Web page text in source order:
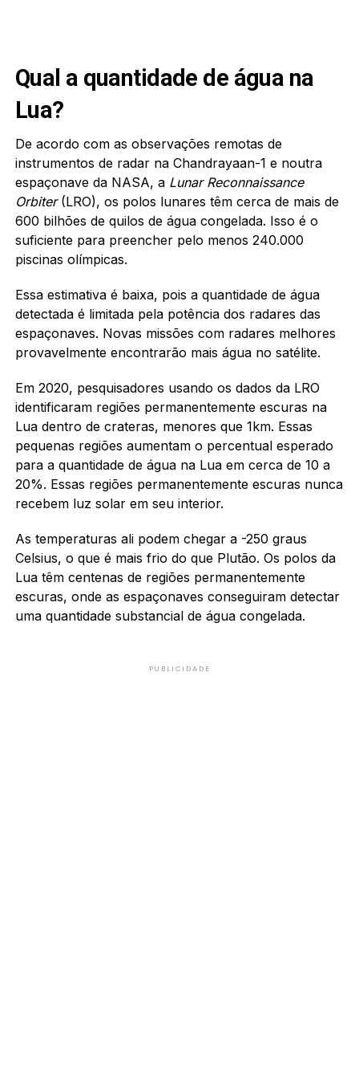
Qual a quantidade de água na
Lua?
De acordo com as observações remotas de
instrumentos de radar na Chandrayaan-1 e noutra
espaçonave da NASA, a Lunar Reconnaissance
Orbiter (LRO), os polos lunares têm cerca de mais de
600 bilhões de quilos de água congelada. Isso é o
suficiente para preencher pelo menos 240.000
piscinas olímpicas.
Essa estimativa é baixa, pois a quantidade de água
detectada é limitada pela potência dos radares das
espaçonaves. Novas missões com radares melhores
provavelmente encontrarão mais água no satélite.
Em 2020, pesquisadores usando os dados da LRO
identificaram regiões permanentemente escuras na
Lua dentro de crateras, menores que 1km. Essas
pequenas regiões aumentam o percentual esperado
para a quantidade de água na Lua em cerca de 10 a
20%. Essas regiões permanentemente escuras nunca
recebem luz solar em seu interior.
As temperaturas ali podem chegar a -250 graus
Celsius, o que é mais frio do que Plutão. Os polos da
Lua têm centenas de regiões permanentemente
escuras, onde as espaçonaves conseguiram detectar
uma quantidade substancial de água congelada.
PUBLICIDADE